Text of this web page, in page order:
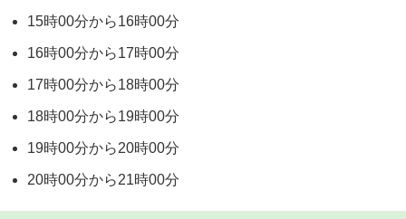
15時00分から16時00分
16時00分から17時00分
17時00分から18時00分
18時00分から19時00分
19時00分から20時00分
20時00分から21時00分